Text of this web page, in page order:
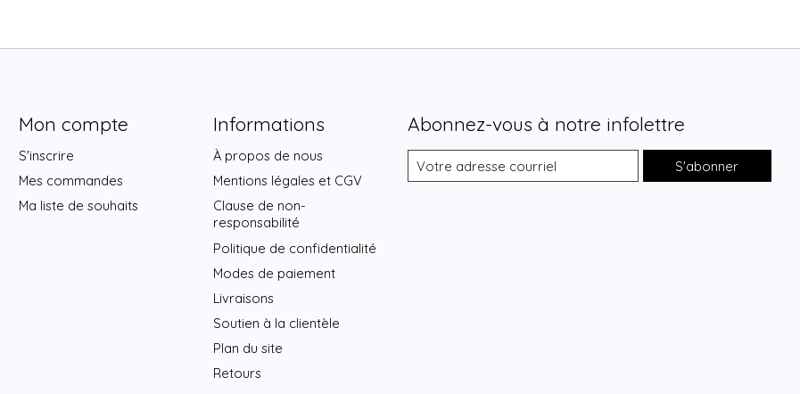
Mon compte
S'inscrire
Mes commandes
Ma liste de souhaits
Informations
À propos de nous
Mentions légales et CGV
Clause de non-
responsabilité
Politique de confidentialité
Modes de paiement
Livraisons
Soutien à la clientèle
Plan du site
Retours
Abonnez-vous à notre infolettre
S'abonner